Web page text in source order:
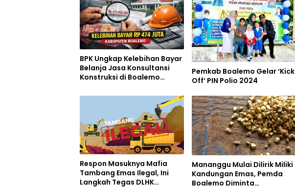
BPK Ungkap Kelebihan Bayar
Belanja Jasa Konsultansi
Konstruksi di Boalemo
Pemkab Boalemo Gelar ‘Kick
Off’ PIN Polio 2024
Respon Masuknya Mafia
Tambang Emas Ilegal, Ini
Langkah Tegas DLHK
Mananggu Mulai Dilirik Miliki
Kandungan Emas, Pemda
Boalemo Diminta